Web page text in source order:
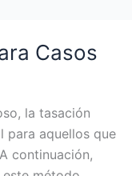
Casos
la tasación
para aquellos que
continuación,